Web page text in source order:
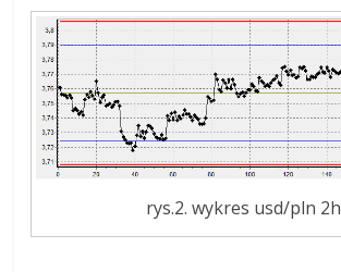
rys.2. wykres usd/pln 2h